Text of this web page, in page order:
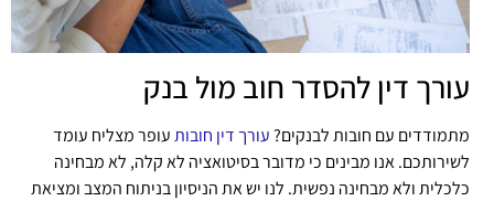
עורך דין להסדר חוב מול בנק
מתמודדים עם חובות לבנקים?עורך דין חובותעופר מצליח עומד
לשירותכם. אנו מבינים כי מדובר בסיטואציה לא קלה, לא מבחינה
כלכלית ולא מבחינה נפשית. לנו יש את הניסיון בניתוח המצב ומציאת